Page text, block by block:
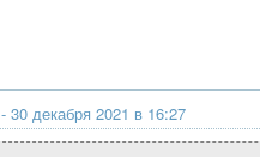
- 30 декабря 2021 в 16:27